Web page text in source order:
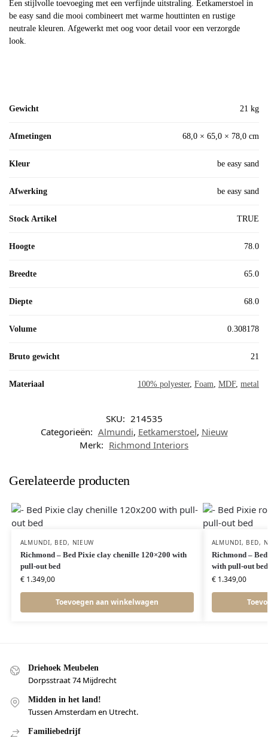
Een stijlvolle toevoeging met een verfijnde uitstraling. Eetkamerstoel in
be easy sand die mooi combineert met warme houttinten en rustige
neutrale kleuren. Afgewerkt met oog voor detail voor een verzorgde
look.
Gewicht 21 kg
Afmetingen 68,0 × 65,0 × 78,0 cm
Kleur be easy sand
Afwerking be easy sand
Stock Artikel TRUE
Hoogte 78.0
Breedte 65.0
Diepte 68.0
Volume 0.308178
Bruto gewicht 21
Materiaal 100% polyester, Foam MDF, metal
SKU: 214535
Categorieën: Almundi, Eetkamerstoel, Nieuw
Merk: Richmond Interiors
Gerelateerde producten
ALMUNDI, BED, NIEUW
Richmond – Bed Pixie clay chenille 120×200 with
pull-out bed
€1.349,00
Toevoegen aan winkelwagen
ALMUNDI, BED,
Richmond –
with pull-out bed
€1.349,00
Driehoek Meubelen
Dorpsstraat 74 Mijdrecht
Midden in het land!
Tussen Amsterdam en Utrecht.
Familiebedrijf